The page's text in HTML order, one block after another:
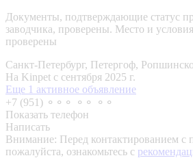
Документы, подтверждающие статус
заводчика, проверены. Место и
проверены
Санкт-Петербург, Петергоф,
На Kinpet c сентября 2025 г.
Еще 1 активное объявление
+7 (951) ⚬⚬⚬ ⚬⚬ ⚬⚬
Показать телефон
Написать
Внимание: Перед контактированием с
пожалуйста, ознакомьтесь с